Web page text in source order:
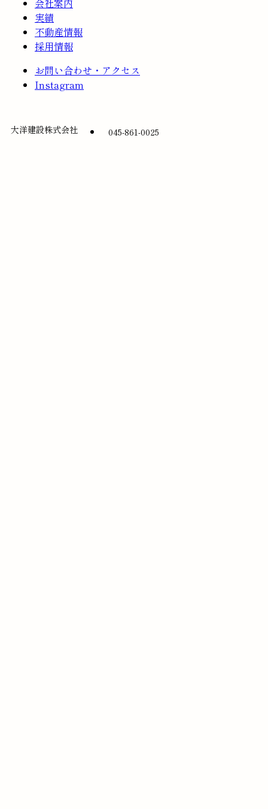
会社案内
実績
不動産情報
採用情報
お問い合わせ・アクセス
Instagram
大洋建設株式会社 045-861-0025